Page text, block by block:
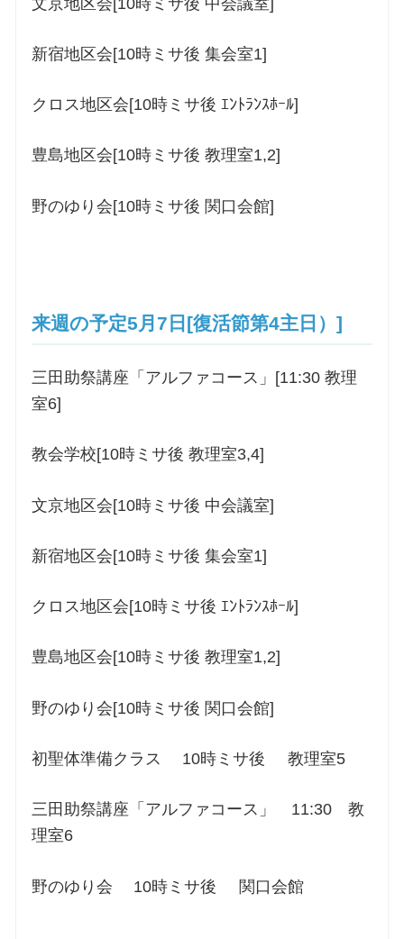
新宿地区会[10時ミサ後 集会室1]
クロス地区会[10時ミサ後 ｴﾝﾄﾗﾝｽﾎｰﾙ]
豊島地区会[10時ミサ後 教理室1,2]
野のゆり会[10時ミサ後 関口会館]
来週の予定5月7日[復活節第4主日）]
三田助祭講座「アルファコース」[11:30 教理
室6]
教会学校[10時ミサ後 教理室3,4]
文京地区会[10時ミサ後 中会議室]
新宿地区会[10時ミサ後 集会室1]
クロス地区会[10時ミサ後 ｴﾝﾄﾗﾝｽﾎｰﾙ]
豊島地区会[10時ミサ後 教理室1,2]
野のゆり会[10時ミサ後 関口会館]
初聖体準備クラス 10時ミサ後 教理室5
三田助祭講座「アルファコース」 11:30 教
理室6
野のゆり会 10時ミサ後 関口会館